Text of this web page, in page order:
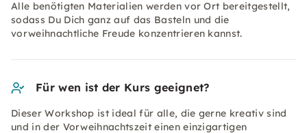
Alle benötigten Materialien werden vor Ort bereitgestellt,
sodass Du Dich ganz auf das Basteln und die
vorweihnachtliche Freude konzentrieren kannst.
Für wen ist der Kurs geeignet?
Dieser Workshop ist ideal für alle, die gerne kreativ sind
und in der Vorweihnachtszeit einen einzigartigen